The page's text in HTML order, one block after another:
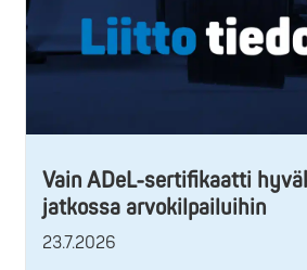
Vain ADeL-sertifikaatti
jatkossa arvokilpailuihin
23.7.2026